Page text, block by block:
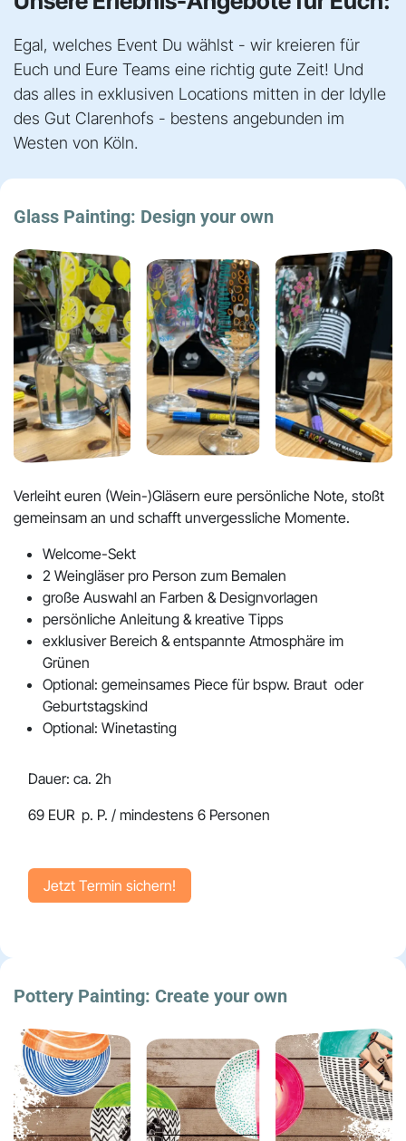
Egal, welches Event Du wählst - wir kreieren für
Euch und Eure Teams eine richtig gute Zeit! Und
das alles in exklusiven Locations mitten in der Idylle
des Gut Clarenhofs - bestens angebunden im
Westen von Köln.
Glass Painting: Design your own
Verleiht euren (Wein-)Gläsern eure persönliche Note, stoßt
gemeinsam an und schafft unvergessliche Momente.
Welcome-Sekt
2 Weingläser pro Person zum Bemalen
große Auswahl an Farben & Designvorlagen
persönliche Anleitung & kreative Tipps
exklusiver Bereich & entspannte Atmosphäre im
Grünen
Optional: gemeinsames Piece für bspw. Braut oder
Geburtstagskind
Optional: Winetasting
Dauer: ca. 2h
69 EUR p. P. / mindestens 6 Personen
Jetzt Termin ​​​​sichern!
Pottery Painting: Create your own